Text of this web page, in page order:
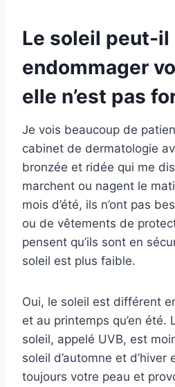
Le soleil peut-il
endommager
elle n’est pas
Je vois beaucoup de
cabinet de dermatologie
bronzée et ridée qui me
marchent ou nagent le
mois d’été, ils n’ont pas
ou de vêtements de
pensent qu’ils sont en
soleil est plus faible.
Oui, le soleil est différent
et au printemps qu’en été.
soleil, appelé UVB, est
soleil d’automne et d’hiver
toujours votre peau et